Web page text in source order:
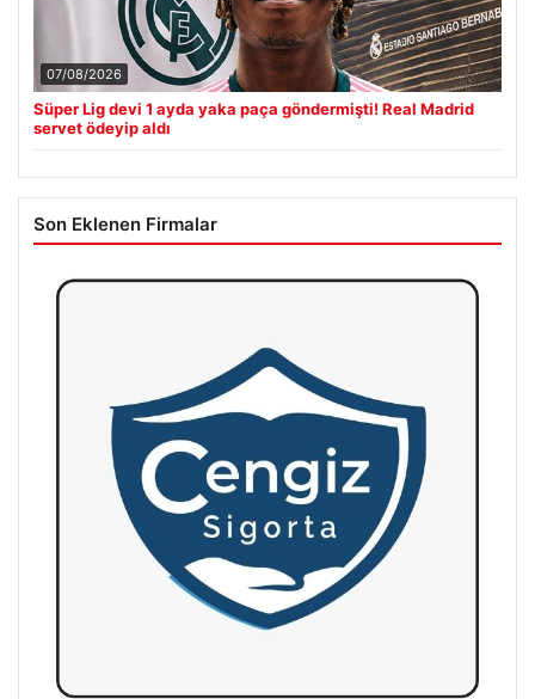
07/08/2026
Süper Lig devi 1 ayda yaka paça göndermişti! Real Madrid
servet ödeyip aldı
Son Eklenen Firmalar